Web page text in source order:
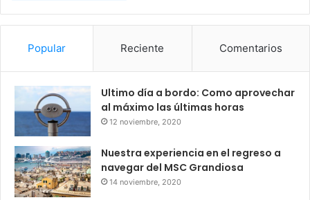
Popular Reciente Comentarios
Ultimo día a bordo: Como aprovechar
al máximo las últimas horas
12 noviembre, 2020
Nuestra experiencia en el regreso a
navegar del MSC Grandiosa
14 noviembre, 2020